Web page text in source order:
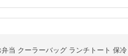
当 クーラーバッグ ランチトート 保